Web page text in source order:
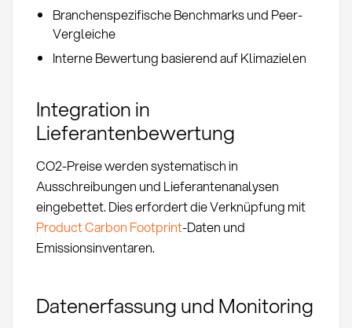
Branchenspezifische Benchmarks und Peer-
Vergleiche
Interne Bewertung basierend auf Klimazielen
Integration in
Lieferantenbewertung
CO2-Preise werden systematisch in
Ausschreibungen und Lieferantenanalysen
eingebettet. Dies erfordert die Verknüpfung mit
Product Carbon Footprint-Daten und
Emissionsinventaren.
Datenerfassung und Monitoring